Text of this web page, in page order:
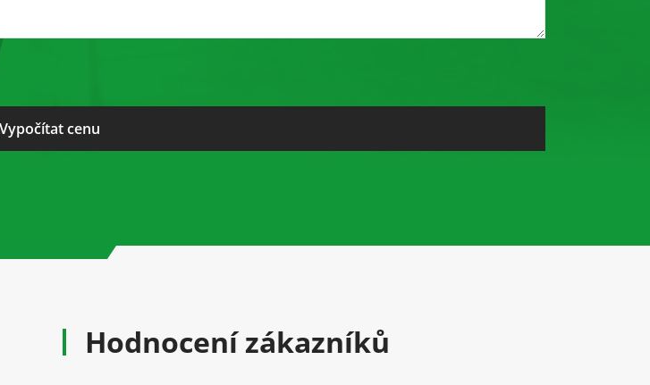
Hodnocení zákazníků